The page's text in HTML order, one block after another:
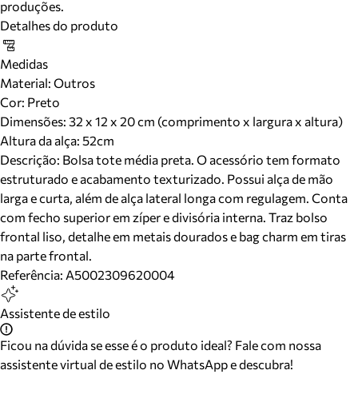
produções.
Detalhes do produto
Medidas
Material: Outros
Cor: Preto
Dimensões: 32 x 12 x 20 cm (comprimento x largura x altura)
Altura da alça: 52cm
Descrição: Bolsa tote média preta. O acessório tem formato
estruturado e acabamento texturizado. Possui alça de mão
larga e curta, além de alça lateral longa com regulagem. Conta
com fecho superior em zíper e divisória interna. Traz bolso
frontal liso, detalhe em metais dourados e bag charm em tiras
na parte frontal.
Referência: A5002309620004
Assistente de estilo
Ficou na dúvida se esse é o produto ideal? Fale com nossa
assistente virtual de estilo no WhatsApp e descubra!